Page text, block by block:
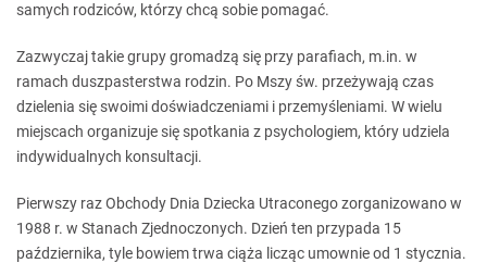
samych rodziców, którzy chcą sobie pomagać.
Zazwyczaj takie grupy gromadzą się przy parafiach, m.in. w
ramach duszpasterstwa rodzin. Po Mszy św. przeżywają czas
dzielenia się swoimi doświadczeniami i przemyśleniami. W wielu
miejscach organizuje się spotkania z psychologiem, który udziela
indywidualnych konsultacji.
Pierwszy raz Obchody Dnia Dziecka Utraconego zorganizowano w
1988 r. w Stanach Zjednoczonych. Dzień ten przypada 15
października, tyle bowiem trwa ciąża licząc umownie od 1 stycznia.